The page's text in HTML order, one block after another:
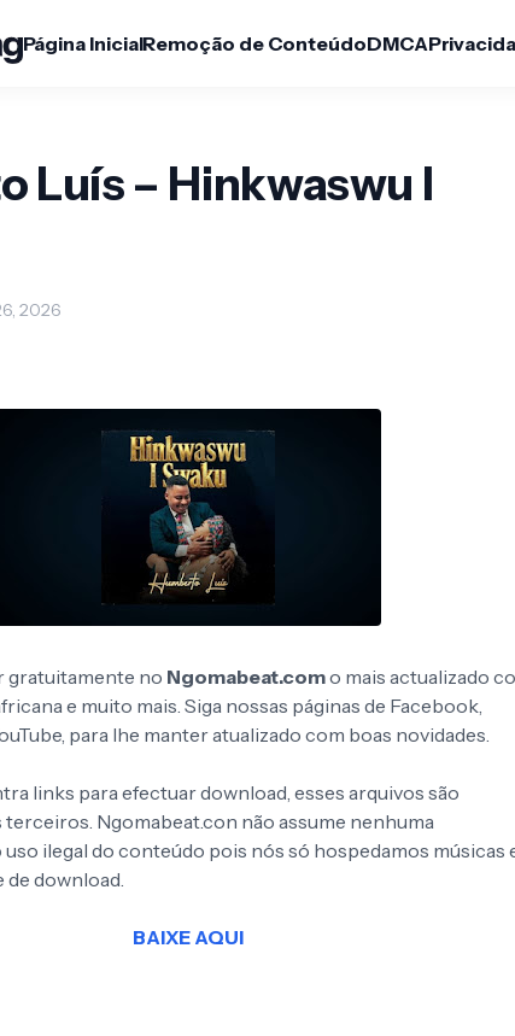
Página InicialRemoção de ConteúdoDMCA
Luís – Hinkwaswu I
2026
gratuitamente no Ngomabeat.como mais actualizado
e muito mais. Siga nossas páginas de Facebook,
para lhe manter atualizado com boas novidades.
links para efectuar download, esses arquivos são
terceiros. Ngomabeat.con não assume nenhuma
ilegal do conteúdo pois nós só hospedamos músicas
de download.
BAIXE AQUI